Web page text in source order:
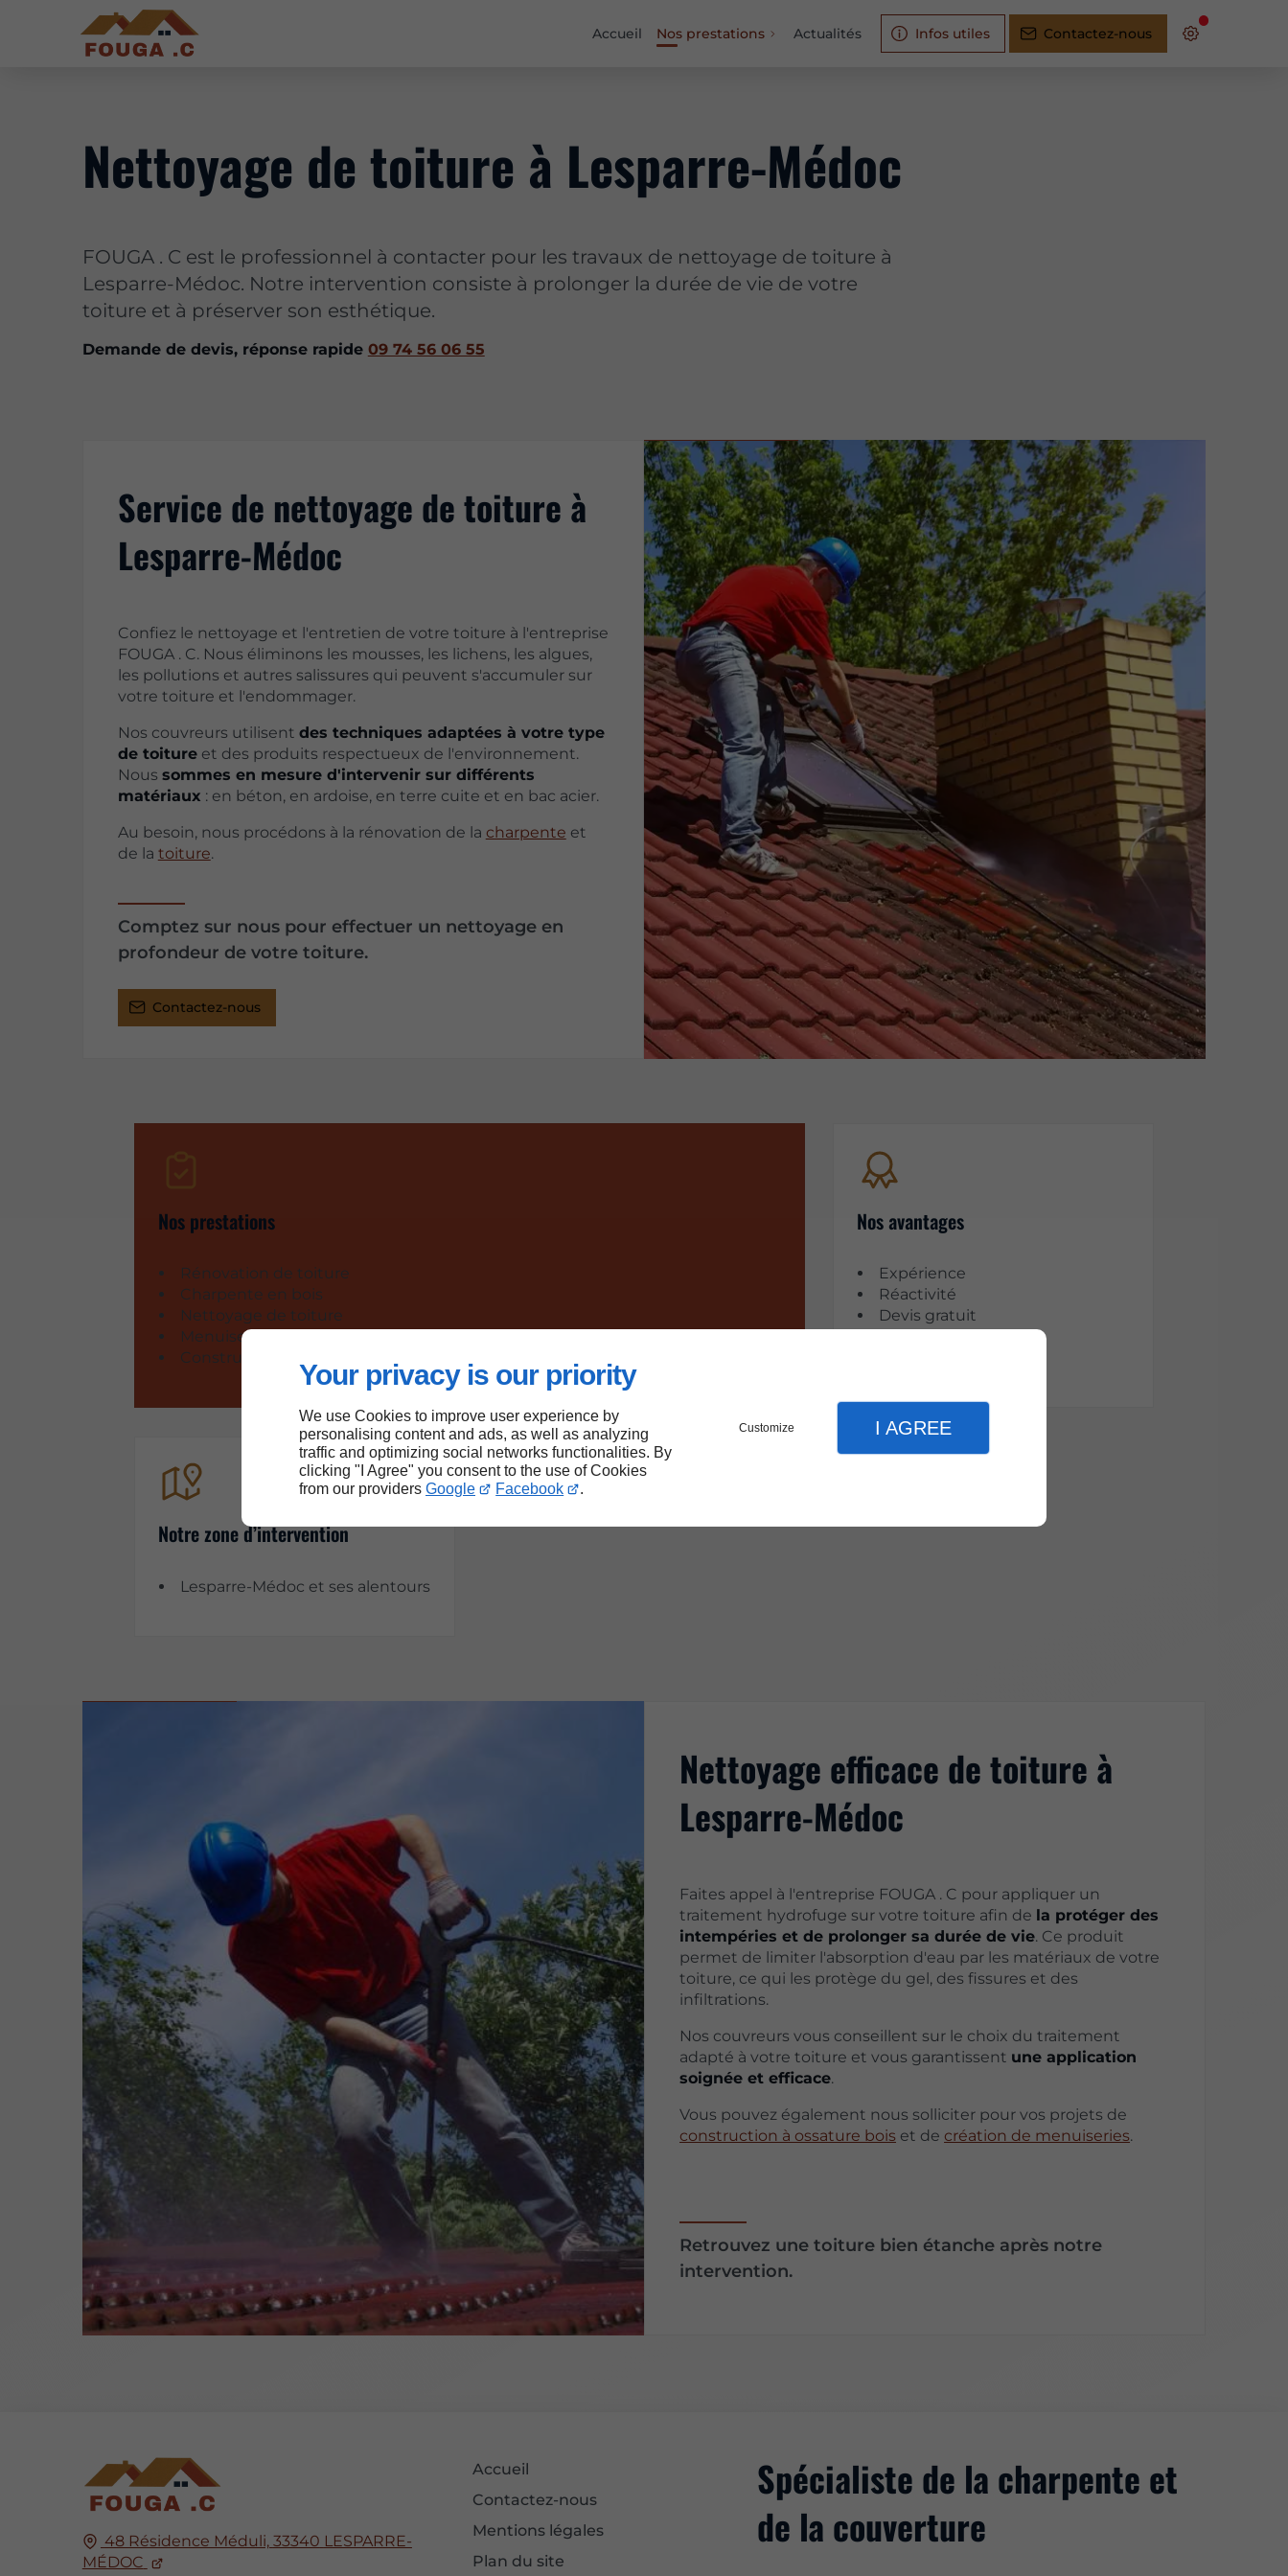
Your privacy is our priority
We use Cookies to improve user experience by
personalising content and ads, as well as analyzing
traffic and optimizing social networks functionalities. By
clicking "I Agree" you consent to the use of Cookies
from our providers Google Facebook .
Customize I AGREE
Accueil Nos prestations Actualités Infos utiles Contactez-nous
Nettoyage de toiture à Lesparre-Médoc
FOUGA . C est le professionnel à contacter pour les travaux de nettoyage de toiture à
Lesparre-Médoc. Notre intervention consiste à prolonger la durée de vie de votre
toiture et à préserver son esthétique.
Demande de devis, réponse rapide 09 74 56 06 55
Service de nettoyage de toiture à
Lesparre-Médoc
Confiez le nettoyage et l'entretien de votre toiture à l'entreprise
FOUGA . C. Nous éliminons les mousses, les lichens, les algues,
les pollutions et autres salissures qui peuvent s'accumuler sur
votre toiture et l'endommager.
Nos couvreurs utilisent des techniques adaptées à votre type
de toitureet des produits respectueux de l'environnement.
Nous sommes en mesure d'intervenir sur différents
matériaux : en béton, en ardoise, en terre cuite et en bac acier.
Au besoin, nous procédons à la rénovation de la charpente et
de la toiture.
Comptez sur nous pour effectuer un nettoyage en
profondeur de votre toiture.
Contactez-nous
Nos prestations
Rénovation de toiture
Charpente en bois
Nettoyage de toiture
Menuiserie
Construction à ossature bois
Nos avantages
Expérience
Réactivité
Devis gratuit
Notre zone d’intervention
Lesparre-Médoc et ses alentours
Nettoyage efficace de toiture à
Lesparre-Médoc
Faites appel à l'entreprise FOUGA . C pour appliquer un
traitement hydrofuge sur votre toiture afin de la protéger des
intempéries et de prolonger sa durée de vie. Ce produit
permet de limiter l'absorption d'eau par les matériaux de votre
toiture, ce qui les protège du gel, des fissures et des
infiltrations.
Nos couvreurs vous conseillent sur le choix du traitement
adapté à votre toiture et vous garantissent une application
soignée et efficace.
Vous pouvez également nous solliciter pour vos projets de
construction à ossature bois et de création de menuiseries.
Retrouvez une toiture bien étanche après notre
intervention.
48 Résidence Méduli, 33340 LESPARRE-
MÉDOC
Accueil
Contactez-nous
Mentions légales
Plan du site
Spécialiste de la charpente et
de la couverture